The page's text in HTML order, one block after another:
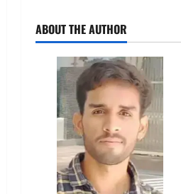
ABOUT THE AUTHOR